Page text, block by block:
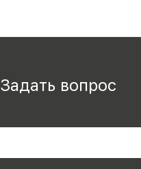
Задать вопрос